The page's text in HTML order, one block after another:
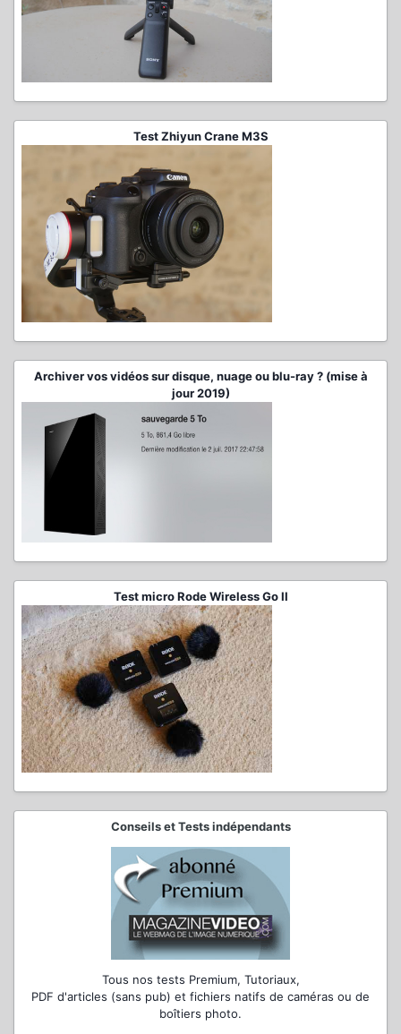
Test Zhiyun Crane M3S
Archiver vos vidéos sur disque, nuage ou blu-ray ? (mise à
jour 2019)
Test micro Rode Wireless Go II
Conseils et Tests indépendants
Tous nos tests Premium, Tutoriaux,
PDF d'articles (sans pub) et fichiers natifs de caméras ou de
boîtiers photo.